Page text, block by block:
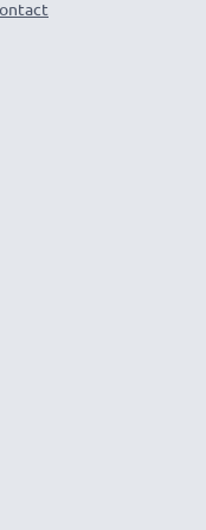
Europe
sur une
tension de 24V
du Métier